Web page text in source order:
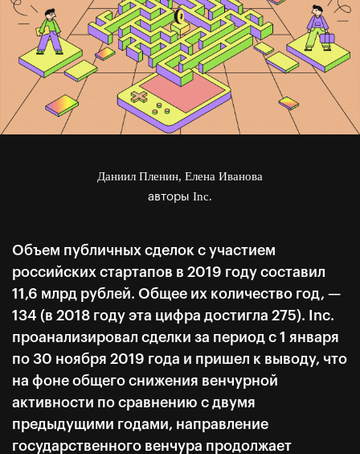
Даниил Пленин, Елена Иванова
авторы Inc.
Объем публичных сделок с участием
российских стартапов в 2019 году составил
11,6 млрд рублей. Общее их количество год, —
134 (в 2018 году эта цифра достигла 275). Inc.
проанализировал сделки за период с 1 января
по 30 ноября 2019 года и пришел к выводу, что
на фоне общего снижения венчурной
активности по сравнению с двумя
предыдущими годами, направление
государственного венчура продолжает